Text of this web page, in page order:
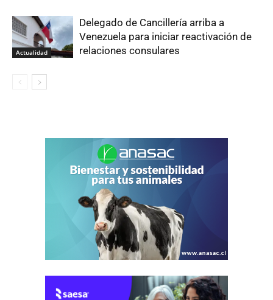
Actualidad
Delegado de Cancillería arriba a
Venezuela para iniciar reactivación de
relaciones consulares